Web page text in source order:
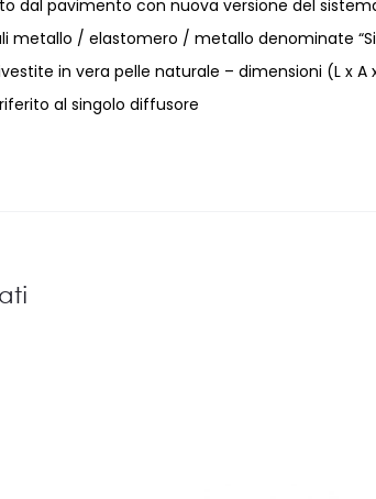
dal pavimento con nuova versione del
metallo / elastomero / metallo denominate
in vera pelle naturale – dimensioni (L x A
al singolo diffusore